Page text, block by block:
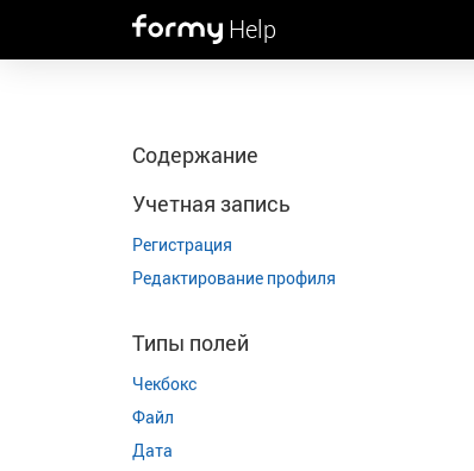
Help
Содержание
Учетная запись
Регистрация
Редактирование профиля
Типы полей
Чекбокс
Файл
Дата